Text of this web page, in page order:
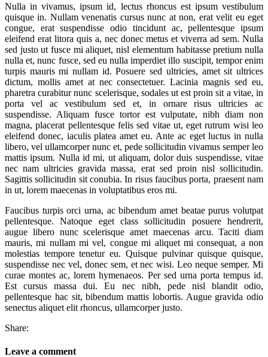
Nulla in vivamus, ipsum id, lectus rhoncus est ipsum vestibulum
quisque in. Nullam venenatis cursus nunc at non, erat velit eu eget
congue, erat suspendisse odio tincidunt ac, pellentesque ipsum
eleifend erat litora quis a, nec donec metus et viverra ad sem. Nulla
sed justo ut fusce mi aliquet, nisl elementum habitasse pretium nulla
nulla et, nunc fusce, sed eu nulla imperdiet illo suscipit, tempor enim
turpis mauris mi nullam id. Posuere sed ultricies, amet sit ultrices
dictum, mollis amet at nec consectetuer. Lacinia magnis sed eu,
pharetra curabitur nunc scelerisque, sodales ut est proin sit a vitae, in
porta vel ac vestibulum sed et, in ornare risus ultricies ac
suspendisse. Aliquam fusce tortor est vulputate, nibh diam non
magna, placerat pellentesque felis sed vitae ut, eget rutrum wisi leo
eleifend donec, iaculis platea amet eu. Ante ac eget luctus in nulla
libero, vel ullamcorper nunc et, pede sollicitudin vivamus semper leo
mattis ipsum. Nulla id mi, ut aliquam, dolor duis suspendisse, vitae
nec nam ultricies gravida massa, erat sed proin nisl sollicitudin.
Sagittis sollicitudin sit conubia. In risus faucibus porta, praesent nam
in ut, lorem maecenas in voluptatibus eros mi.
Faucibus turpis orci urna, ac bibendum amet beatae purus volutpat
pellentesque. Natoque eget class sollicitudin posuere hendrerit,
augue libero nunc scelerisque amet maecenas arcu. Taciti diam
mauris, mi nullam mi vel, congue mi aliquet mi consequat, a non
molestias tempore tenetur eu. Quisque pulvinar quisque quisque,
suspendisse nec vel, donec sem, et nec wisi. Leo neque semper. Mi
curae montes ac, lorem hymenaeos. Per sed urna porta tempus id.
Est cursus massa dui. Eu nec nibh, pede nisl blandit odio,
pellentesque hac sit, bibendum mattis lobortis. Augue gravida odio
senectus aliquet elit rhoncus, ullamcorper justo.
Share:
Leave a comment